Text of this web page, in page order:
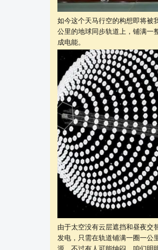
如今这个天马行空的构想即将被
公里的地球同步轨道上，铺满一
成电能。
由于太空没有云层遮挡和昼夜
发电，只需在轨道铺满一圈一公